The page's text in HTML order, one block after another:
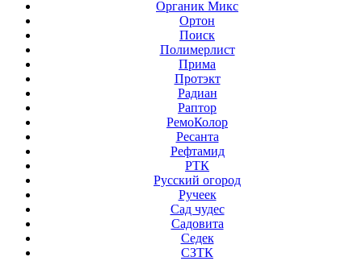
Органик Микс
Ортон
Поиск
Полимерлист
Прима
Протэкт
Радиан
Раптор
РемоКолор
Ресанта
Рефтамид
РТК
Русский огород
Ручеек
Сад чудес
Садовита
Седек
СЗТК